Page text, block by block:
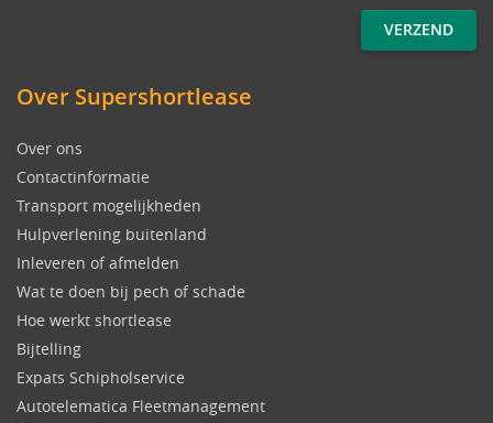
Over Supershortlease
Over ons
Contactinformatie
Transport mogelijkheden
Hulpverlening buitenland
Inleveren of afmelden
Wat te doen bij pech of schade
Hoe werkt shortlease
Bijtelling
Expats Schipholservice
Autotelematica Fleetmanagement